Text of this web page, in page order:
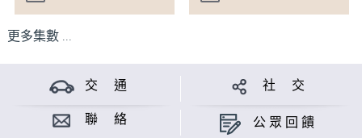
更多集數 ...
交 通 社 交
聯 絡 公眾回饋